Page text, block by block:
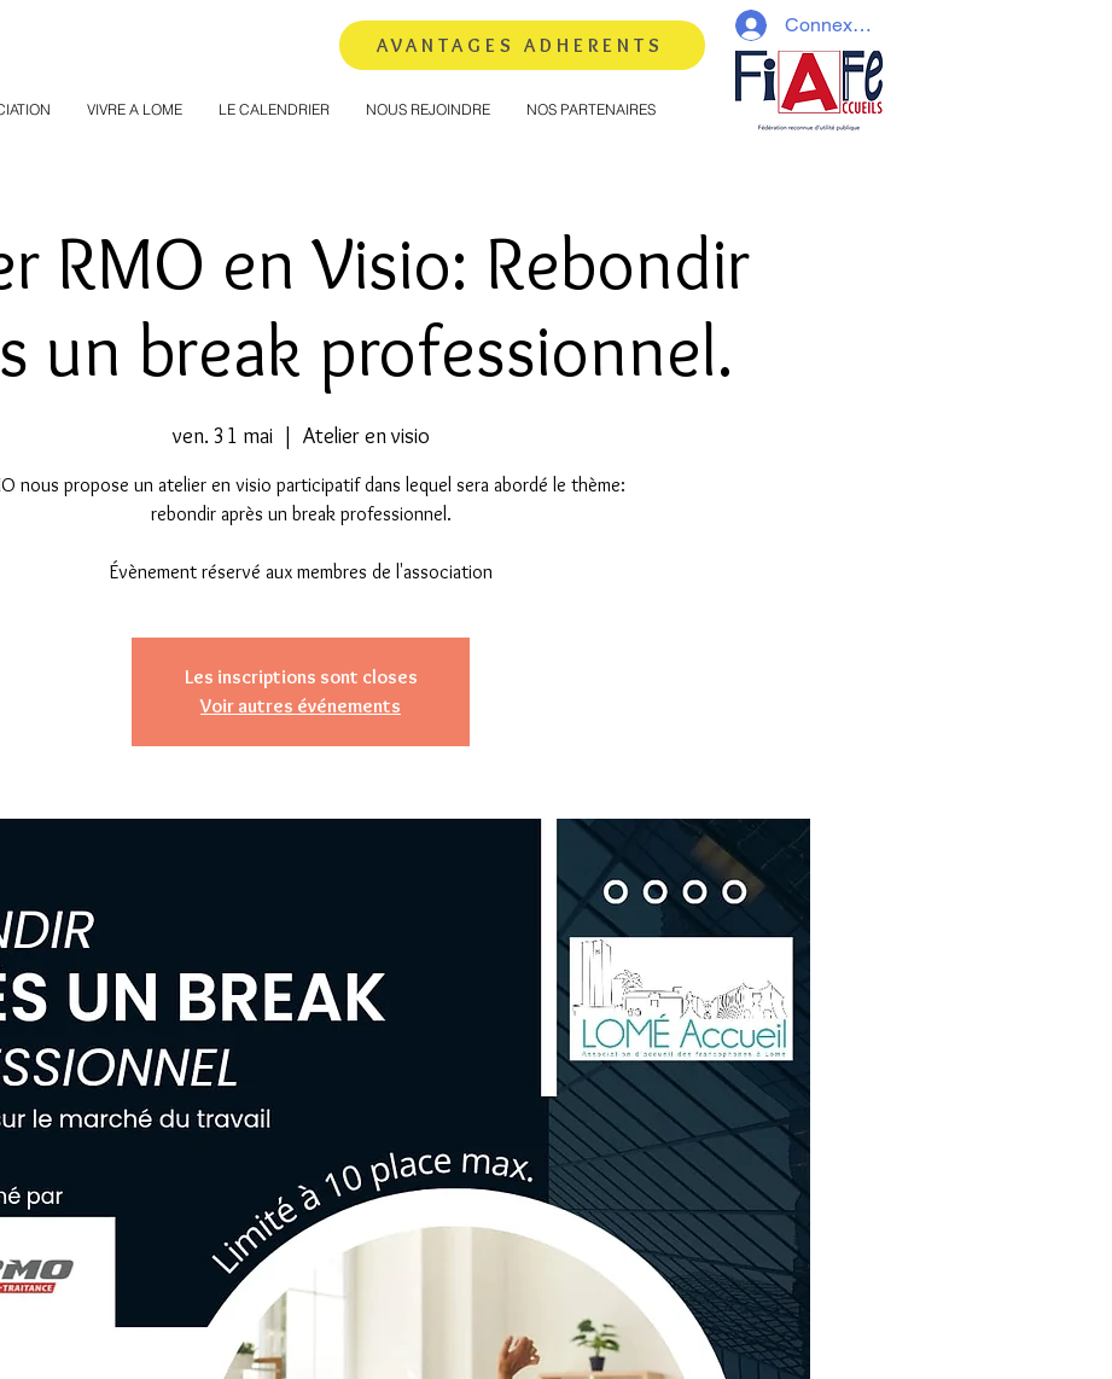
VIVRE A LOME LE CALENDRIER NOUS REJOINDRE NOS PARTENAIRES
Connexion
AVANTAGES ADHERENTS
RMO en Visio: Rebondir
un break professionnel.
ven. 31 mai
  |
Atelier en visio
nous propose un atelier en visio participatif dans lequel sera abordé le thème:
rebondir après un break professionnel.
Évènement réservé aux membres de l'association
Les inscriptions sont closes
Voir autres événements